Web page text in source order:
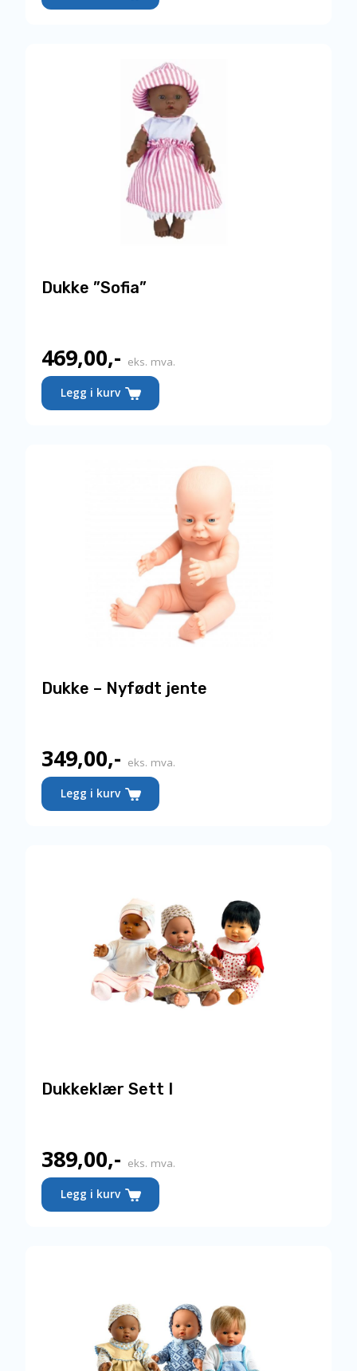
Dukke ”Sofia”
469,00,- eks. mva.
Legg i kurv
Dukke – Nyfødt jente
349,00,- eks. mva.
Legg i kurv
Dukkeklær Sett I
389,00,- eks. mva.
Legg i kurv